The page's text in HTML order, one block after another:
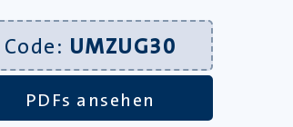
Code: UMZUG30
PDFs ansehen